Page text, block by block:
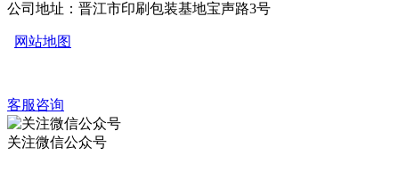
公司地址：晋江市印刷包装基地宝声路3号
网站地图
客服咨询
关注微信公众号